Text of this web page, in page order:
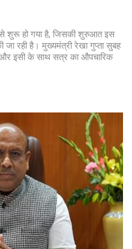
से शुरू हो गया है, जिसकी शुरुआत इस
जा रही है। मुख्यमंत्री रेखा गुप्ता सुबह
और इसी के साथ सत्र का औपचारिक